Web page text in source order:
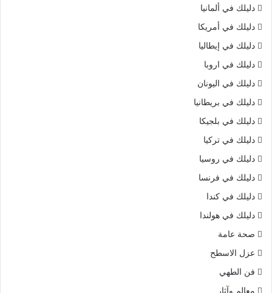
دليلك في ألمانيا
دليلك في أمريكا
دليلك في إيطاليا
دليلك في اروبا
دليلك في اليونان
دليلك في بريطانيا
دليلك في بلجيكا
دليلك في تركيا
دليلك في روسيا
دليلك في فرنسا
دليلك في كندا
دليلك في هولندا
صحة عامة
عزل الاسطح
فن الطهي
معالم وآثار